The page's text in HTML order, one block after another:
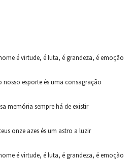
é virtude, é luta, é grandeza, é emoção
esporte és uma consagração
memória sempre há de existir
onze azes és um astro a luzir
é virtude, é luta, é grandeza, é emoção